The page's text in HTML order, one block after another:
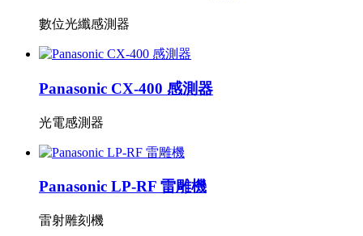
數位光纖感測器
Panasonic CX-400 感測器
光電感測器
Panasonic LP-RF 雷雕機
雷射雕刻機